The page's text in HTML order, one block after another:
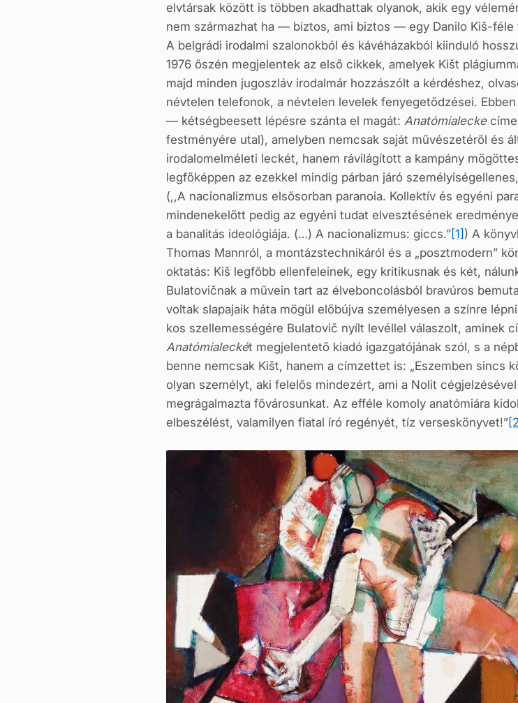
elvtársak között is többen akadhattak olyanok, akik egy
nem származhat ha — biztos, ami biztos — egy Danilo Kiš-
A belgrádi irodalmi szalonokból és kávéházakból kiinduló
1976 őszén megjelentek az első cikkek, amelyek Kišt
majd minden jugoszláv irodalmár hozzászólt a kérdéshez,
névtelen telefonok, a névtelen levelek fenyegetődzései.
— kétségbeesett lépésre szánta el magát: Anatómialecke
festményére utal), amelyben nemcsak saját művészetéről és
irodalomelméleti leckét, ha­nem rávilágított a kampány
legfőképpen az ezekkel mindig párban járó
(,,A nacionalizmus elsősorban para­noia. Kollektív és egyéni
mindenekelőtt pedig az egyéni tudat elvesztésének
a banalitás ideológiája. (…) A nacio­nalizmus: giccs.”[1] ) A
Thomas Mannról, a montázstechnikáról és a „posztmodern”
oktatás: Kiš legfőbb ellenfelei­nek, egy kritikusnak és két,
Bulatovičnak a művein tart az élveboncolásból bravúros
voltak slapajaik háta mögül előbújva sze­mélyesen a színre
kos szellemességére Bulatovič nyílt levéllel válaszolt, aminek
Anatómialeckét megjelentető kiadó igazgatójának szól, s a
benne nemcsak Kišt, hanem a címzettet is: „Eszemben sincs
olyan személyt, aki felelős mindezért, ami a Nolit
megrágal­mazta fővárosunkat. Az efféle komoly anatómiára
elbeszélést, valamilyen fiatal író regényét, tíz verses­könyvet!”